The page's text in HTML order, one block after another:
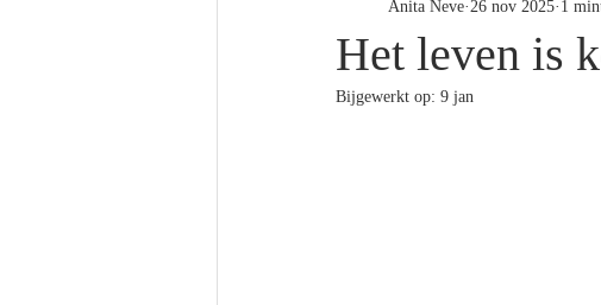
Workshops
Het leven is
Anita Neve 26 nov 2025 1
Bijgewerkt op: 9 jan